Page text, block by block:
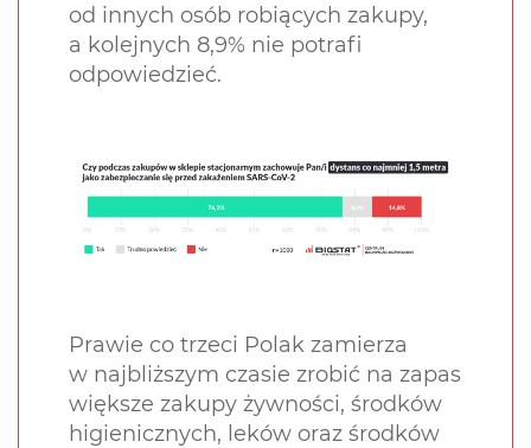
od innych osób robiących zakupy,
a kolejnych 8,9% nie potrafi
odpowiedzieć.
Prawie co trzeci Polak zamierza
w najbliższym czasie zrobić na zapas
większe zakupy żywności, środków
higienicznych, leków oraz środków